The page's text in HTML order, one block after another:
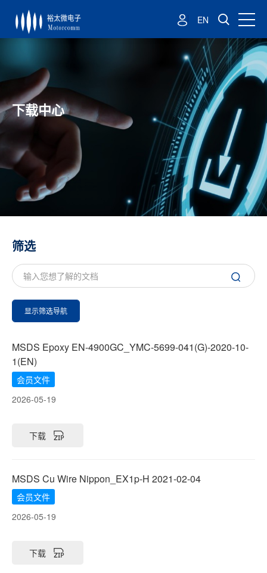
EN
下载中心
筛选
显示筛选导航
MSDS Epoxy EN-4900GC_YMC-5699-041(G)-2020-10-
1(EN)
会员文件
2026-05-19
下载
MSDS Cu Wire Nippon_EX1p-H 2021-02-04
会员文件
2026-05-19
下载